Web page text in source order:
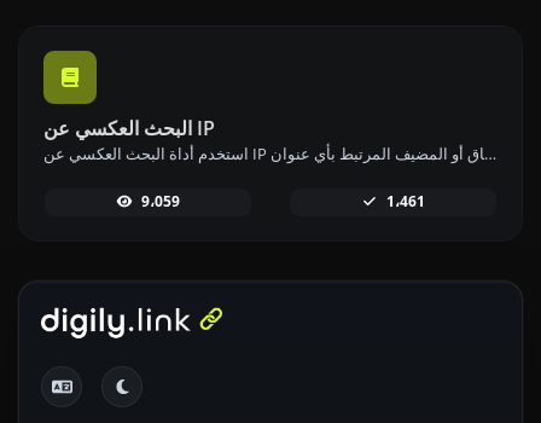
البحث العكسي عن IP
استخدم أداة البحث العكسي عن IP للعثور على النطاق أو المضيف المرتبط بأي عنوان IP بسرعة وسهولة.
9،059 1،461